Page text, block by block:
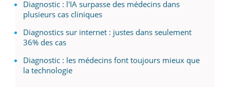
Diagnostic : l'IA surpasse des médecins dans
plusieurs cas cliniques
Diagnostics sur internet : justes dans seulement
36% des cas
Diagnostic : les médecins font toujours mieux que
la technologie